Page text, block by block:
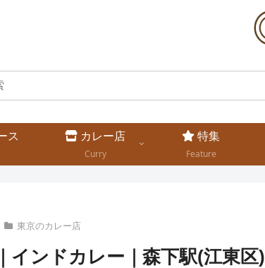
ス
カレー店
Curry
特集
Feature
東京のカレー店
インドカレー｜森下駅(江東区)